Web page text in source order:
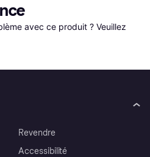
avec ce produit ? Veuillez
Revendre
Accessibilité